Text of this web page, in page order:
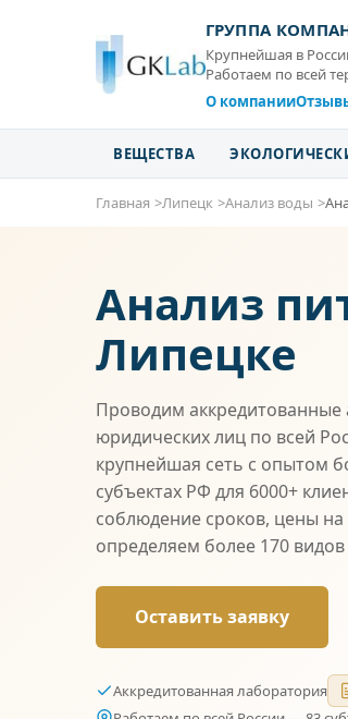
ГРУППА
Крупнейшая в
Работаем по всей
О компании
ВЕЩЕСТВА
Главная Липецк Анализ воды
Анализ
Липецке
Проводим аккредитованные
юридических лиц по всей
крупнейшая сеть с опытом
субъектах РФ для 6000+
соблюдение сроков, цены
определяем более 170
Оставить заявку
Аккредитованная лаборатория